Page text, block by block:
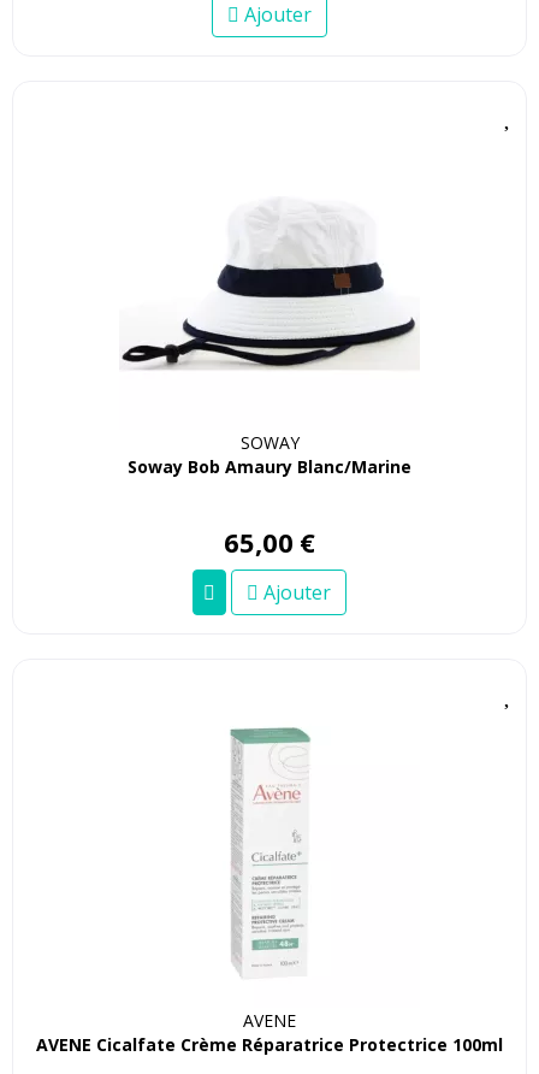
Ajouter
SOWAY
Soway Bob Amaury Blanc/Marine
65,00 €
Ajouter
AVENE
AVENE Cicalfate Crème Réparatrice Protectrice 100ml